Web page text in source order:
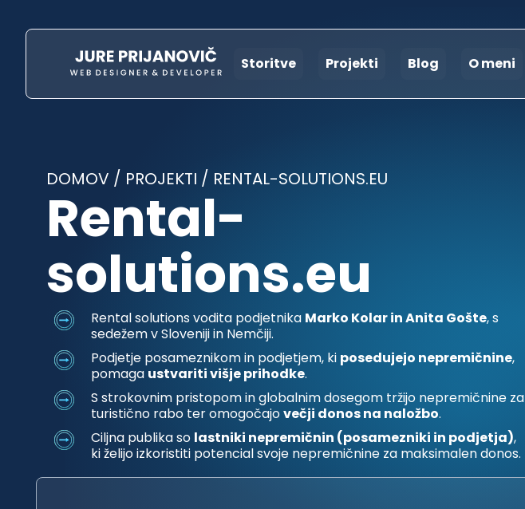
Storitve Projekti Blog O meni
DOMOV / PROJEKTI / RENTAL-SOLUTIONS.EU
Rental-
solutions.eu
Rental solutions vodita podjetnika Marko Kolar in Anita Gošte, s
sedežem v Sloveniji in Nemčiji.
Podjetje posameznikom in podjetjem, ki posedujejo nepremičnine,
pomaga ustvariti višje prihodke.
S strokovnim pristopom in globalnim dosegom tržijo nepremičnine za
turistično rabo ter omogočajovečji donos na naložbo.
Ciljna publika so lastniki nepremičnin (posamezniki in podjetja),
ki želijo izkoristiti potencial svoje nepremičnine za maksimalen donos.